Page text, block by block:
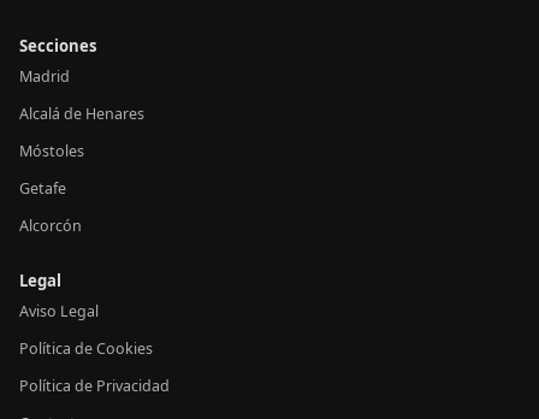
Secciones
Madrid
Alcalá de Henares
Móstoles
Getafe
Alcorcón
Legal
Aviso Legal
Política de Cookies
Política de Privacidad